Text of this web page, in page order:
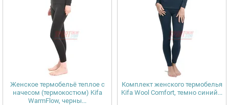
Женское термобельё теплое с
начесом (термокостюм) Kifa
WarmFlow, черны...
Комплект женского термобелья
Kifa Wool Comfort, темно синий...